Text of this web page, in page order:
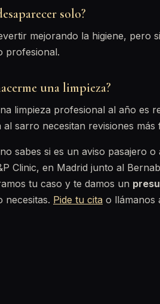
solo?
mejorando la higiene, pero
profesional.
una limpieza?
limpieza profesional al año es
al sarro necesitan revisiones más
sabes si es un aviso pasajero
Clinic, en Madrid junto al
tu caso y te damos un
necesitas. Pide tu cita o llámanos